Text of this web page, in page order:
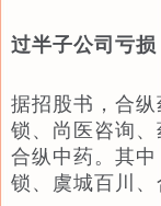
过半子公司亏损
据招股书，合
锁、尚医咨询
合纵中药。其
锁、虞城百川